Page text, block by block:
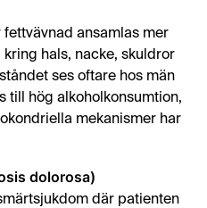
ansamlas mer
hals, nacke, skuldror
ses oftare hos män
till hög alkoholkonsumtion,
mekanismer har
dolorosa)
där patienten